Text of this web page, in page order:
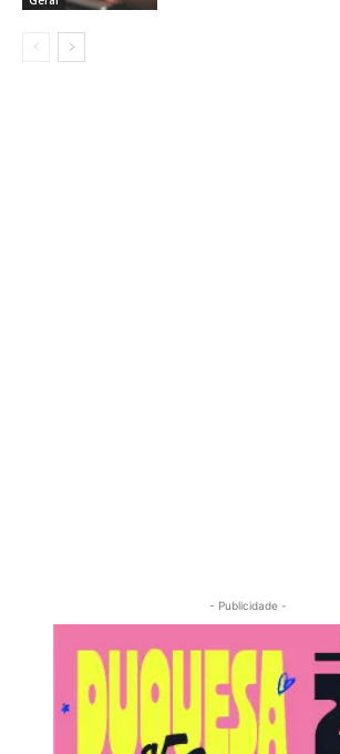
- Publicidade -